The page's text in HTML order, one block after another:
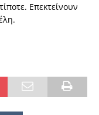
Επεκτείνουν